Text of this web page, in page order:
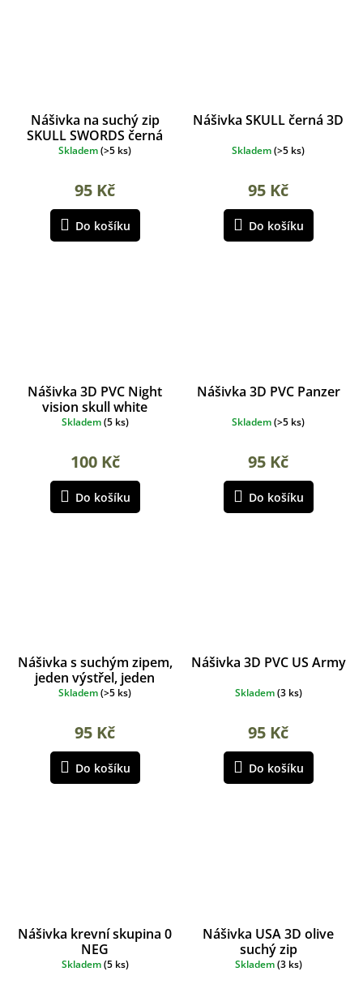
Nášivka na suchý zip
SKULL SWORDS černá
Skladem(>5 ks)
95 Kč
Do košíku
Nášivka SKULL černá 3D
Skladem(>5 ks)
95 Kč
Do košíku
Nášivka 3D PVC Night
vision skull white
Skladem(5 ks)
100 Kč
Do košíku
Nášivka 3D PVC Panzer
Skladem(>5 ks)
95 Kč
Do košíku
Nášivka s suchým zipem,
jeden výstřel, jeden
zásah
Skladem(>5 ks)
95 Kč
Do košíku
Nášivka 3D PVC US Army
Skladem(3 ks)
95 Kč
Do košíku
Nášivka krevní skupina 0
NEG
Skladem(5 ks)
Nášivka USA 3D olive
suchý zip
Skladem(3 ks)